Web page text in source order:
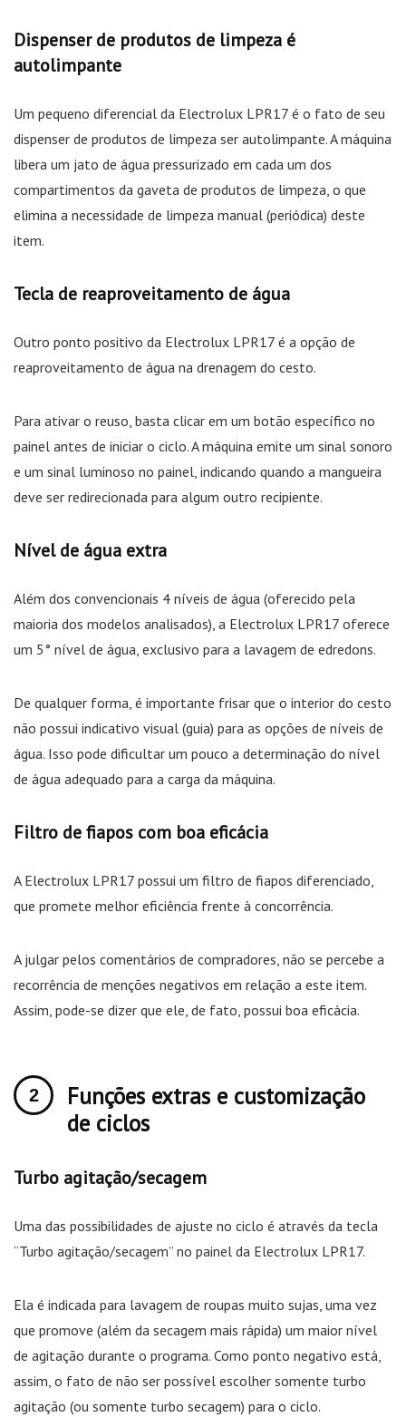
Dispenser de produtos de limpeza é
autolimpante
Um pequeno diferencial da Electrolux LPR17 é o fato de seu
dispenser de produtos de limpeza ser autolimpante. A máquina
libera um jato de água pressurizado em cada um dos
compartimentos da gaveta de produtos de limpeza, o que
elimina a necessidade de limpeza manual (periódica) deste
item.
Tecla de reaproveitamento de água
Outro ponto positivo da Electrolux LPR17 é a opção de
reaproveitamento de água na drenagem do cesto.
Para ativar o reuso, basta clicar em um botão específico no
painel antes de iniciar o ciclo. A máquina emite um sinal sonoro
e um sinal luminoso no painel, indicando quando a mangueira
deve ser redirecionada para algum outro recipiente.
Nível de água extra
Além dos convencionais 4 níveis de água (oferecido pela
maioria dos modelos analisados), a Electrolux LPR17 oferece
um 5° nível de água, exclusivo para a lavagem de edredons.
De qualquer forma, é importante frisar que o interior do cesto
não possui indicativo visual (guia) para as opções de níveis de
água. Isso pode dificultar um pouco a determinação do nível
de água adequado para a carga da máquina.
Filtro de fiapos com boa eficácia
A Electrolux LPR17 possui um filtro de fiapos diferenciado,
que promete melhor eficiência frente à concorrência.
A julgar pelos comentários de compradores, não se percebe a
recorrência de menções negativos em relação a este item.
Assim, pode-se dizer que ele, de fato, possui boa eficácia.
Funções extras e customização
de ciclos
Turbo agitação/secagem
Uma das possibilidades de ajuste no ciclo é através da tecla
“Turbo agitação/secagem” no painel da Electrolux LPR17.
Ela é indicada para lavagem de roupas muito sujas, uma vez
que promove (além da secagem mais rápida) um maior nível
de agitação durante o programa. Como ponto negativo está,
assim, o fato de não ser possível escolher somente turbo
agitação (ou somente turbo secagem) para o ciclo.